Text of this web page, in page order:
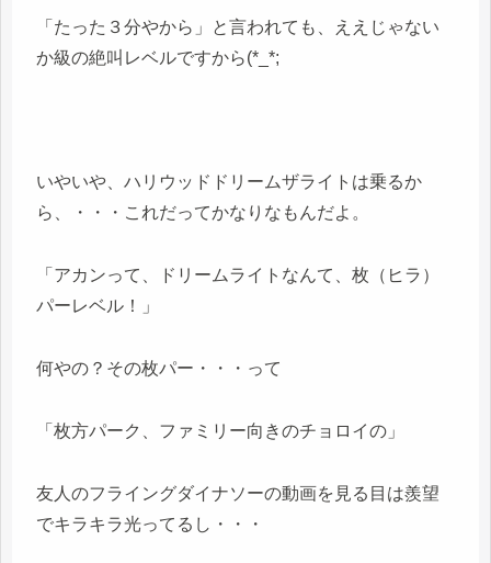
「たった３分やから」と言われても、ええじゃない
か級の絶叫レベルですから(*_*;
いやいや、ハリウッドドリームザライトは乗るか
ら、・・・これだってかなりなもんだよ。
「アカンって、ドリームライトなんて、枚（ヒラ）
パーレベル！」
何やの？その枚パー・・・って
「枚方パーク、ファミリー向きのチョロイの」
友人のフライングダイナソーの動画を見る目は羨望
でキラキラ光ってるし・・・